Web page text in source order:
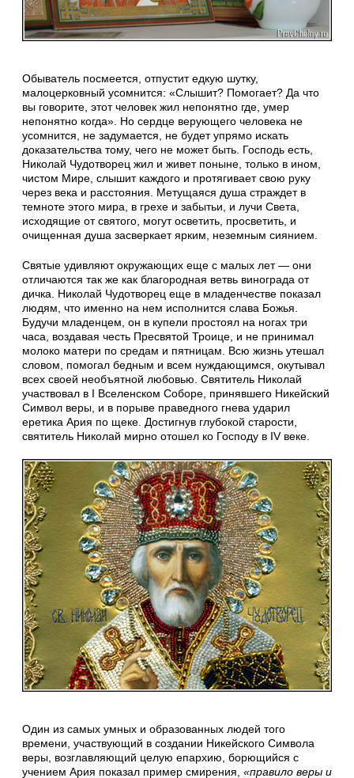
Обыватель посмеется, отпустит едкую шутку,
малоцерковный усомнится: «Слышит? Помогает? Да что
вы говорите, этот человек жил непонятно где, умер
непонятно когда». Но сердце верующего человека не
усомнится, не задумается, не будет упрямо искать
доказательства тому, чего не может быть. Господь есть,
Николай Чудотворец жил и живет поныне, только в ином,
чистом Мире, слышит каждого и протягивает свою руку
через века и расстояния. Метущаяся душа страждет в
темноте этого мира, в грехе и забытьи, и лучи Света,
исходящие от святого, могут осветить, просветить, и
очищенная душа засверкает ярким, неземным сиянием.
Святые удивляют окружающих еще с малых лет — они
отличаются так же как благородная ветвь винограда от
дичка. Николай Чудотворец еще в младенчестве показал
людям, что именно на нем исполнится слава Божья.
Будучи младенцем, он в купели простоял на ногах три
часа, воздавая честь Пресвятой Троице, и не принимал
молоко матери по средам и пятницам. Всю жизнь утешал
словом, помогал бедным и всем нуждающимся, окутывал
всех своей необъятной любовью. Святитель Николай
участвовал в I Вселенском Соборе, принявшего Никейский
Символ веры, и в порыве праведного гнева ударил
еретика Ария по щеке. Достигнув глубокой старости,
святитель Николай мирно отошел ко Господу в IV веке.
Один из самых умных и образованных людей того
времени, участвующий в создании Никейского Символа
веры, возглавляющий целую епархию, борющийся с
учением Ария показал пример смирения, «правило веры и